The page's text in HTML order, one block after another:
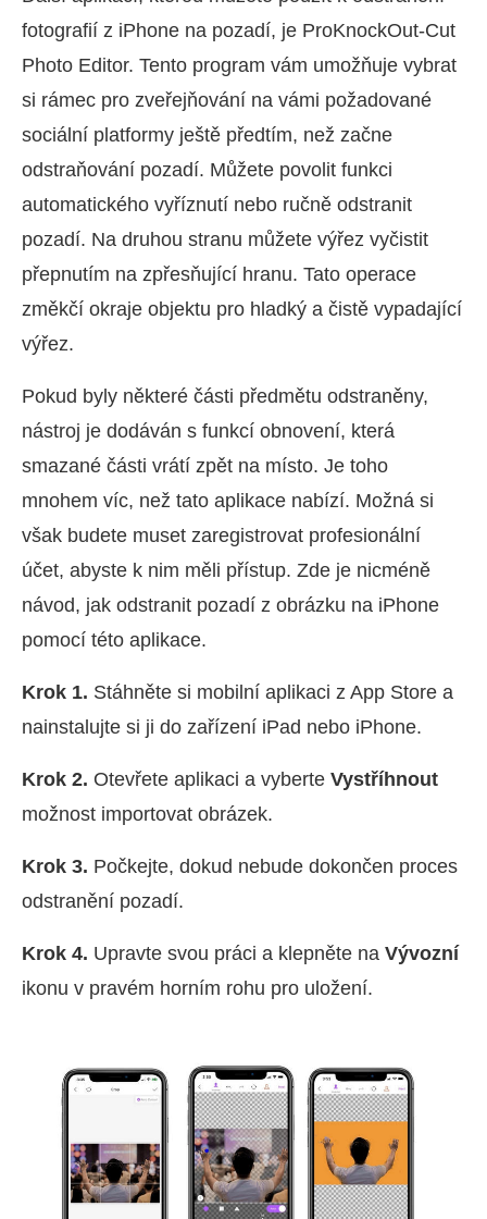
fotografií z iPhone na pozadí, je ProKnockOut-Cut
Photo Editor. Tento program vám umožňuje vybrat
si rámec pro zveřejňování na vámi požadované
sociální platformy ještě předtím, než začne
odstraňování pozadí. Můžete povolit funkci
automatického vyříznutí nebo ručně odstranit
pozadí. Na druhou stranu můžete výřez vyčistit
přepnutím na zpřesňující hranu. Tato operace
změkčí okraje objektu pro hladký a čistě vypadající
výřez.
Pokud byly některé části předmětu odstraněny,
nástroj je dodáván s funkcí obnovení, která
smazané části vrátí zpět na místo. Je toho
mnohem víc, než tato aplikace nabízí. Možná si
však budete muset zaregistrovat profesionální
účet, abyste k nim měli přístup. Zde je nicméně
návod, jak odstranit pozadí z obrázku na iPhone
pomocí této aplikace.
Krok 1. Stáhněte si mobilní aplikaci z App Store a
nainstalujte si ji do zařízení iPad nebo iPhone.
Krok 2. Otevřete aplikaci a vyberte Vystříhnout
možnost importovat obrázek.
Krok 3. Počkejte, dokud nebude dokončen proces
odstranění pozadí.
Krok 4. Upravte svou práci a klepněte na Vývozní
ikonu v pravém horním rohu pro uložení.